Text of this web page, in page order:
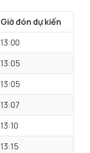
Giờ đón dự kiến
13:00
13:05
13:05
13:07
13:10
13:15